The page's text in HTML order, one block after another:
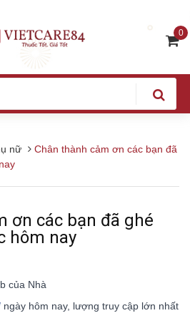
0
nữ
Chân thành cảm ơn các bạn đã
ơn các bạn đã ghé
hôm nay
của Nhà
ngày hôm nay, lượng truy cập lớn nhất